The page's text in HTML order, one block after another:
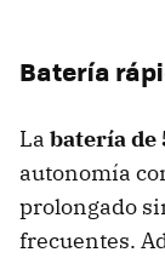
Batería
La batería de
autonomía
prolongado
frecuentes.